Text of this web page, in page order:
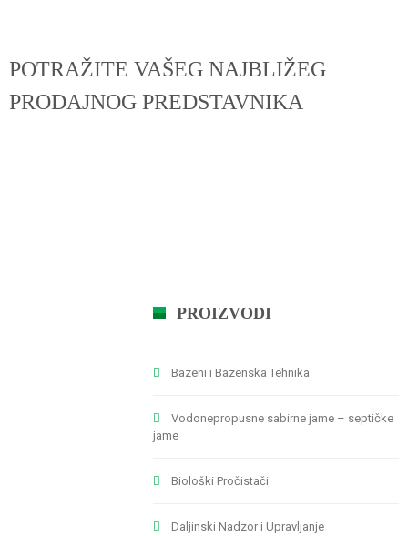
POTRAŽITE VAŠEG NAJBLIŽEG
PRODAJNOG PREDSTAVNIKA
PROIZVODI
Bazeni i Bazenska Tehnika
Vodonepropusne sabirne jame – septičke
jame
Biološki Pročistači
Daljinski Nadzor i Upravljanje